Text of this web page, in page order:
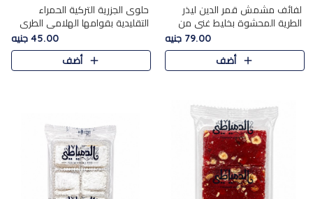
لفائف مشمش قمر الدين ليذر
الطرية المحشوة بخليط غني من
جوز الهند الأبيض والمكسرات
الفاخرة، يقدم المذاق الحلو
الطبيعي لقمر الدين و تجمع بين
79.00 جنيه
أضف
حلوى الجزرية التركية الحمراء
التقليدية بقوامها الهلامي الطري
ولونها الأحمر المميز، محشوة
بسخاء بالفول السوداني المحمص
لتمنحك توازنًا رائعًا ..
45.00 جنيه
أضف